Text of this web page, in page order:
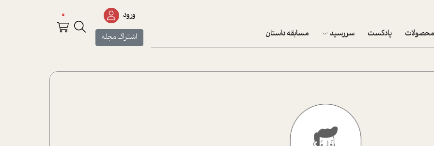
محصولات پادکست سررسید
پکيج نوروزي موفقيت
تقویم رومیزی
مسابقه داستان
ورود
اشتراک مجله
0